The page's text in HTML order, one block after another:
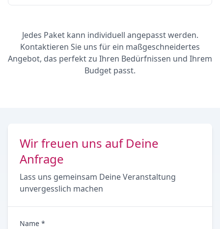
Jedes Paket kann individuell angepasst werden.
Kontaktieren Sie uns für ein maßgeschneidertes
Angebot, das perfekt zu Ihren Bedürfnissen und Ihrem
Budget passt.
Wir freuen uns auf Deine
Anfrage
Lass uns gemeinsam Deine Veranstaltung
unvergesslich machen
Name *